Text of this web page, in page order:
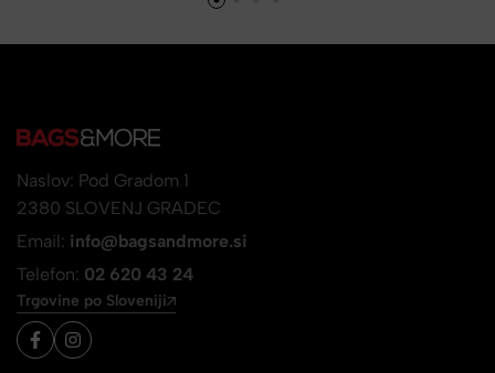
Naslov: Pod Gradom 1
2380 SLOVENJ GRADEC
Email: info@bagsandmore.si
Telefon: 02 620 43 24
Trgovine po Sloveniji